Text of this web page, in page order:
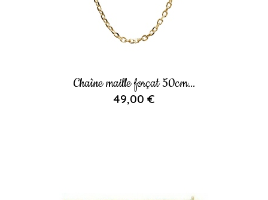
Chaîne maille forçat 50cm...
49,00 €